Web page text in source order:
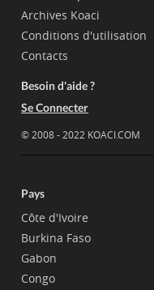
Archives Koaci
Conditions d'utilisation
Contacts
Besoin d'aide ?
Se Connecter
© 2008 - 2022 KOACI.COM
Pays
Côte d'Ivoire
Burkina Faso
Gabon
Congo